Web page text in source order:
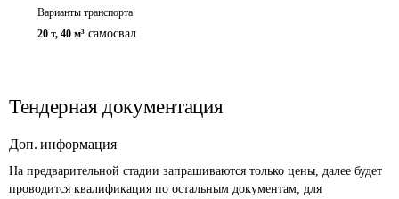
Варианты транспорта
20 т, 40 м³ самосвал
Тендерная документация
Доп. информация
На предварительной стадии запрашиваются только цены, далее будет
проводится квалификация по остальным документам, для